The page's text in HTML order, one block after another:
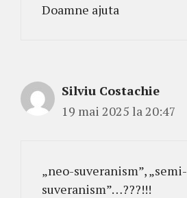
Doamne ajuta
Silviu Costachie
19 mai 2025 la 20:47
„neo-suveranism”, „semi-
suveranism”…???!!!